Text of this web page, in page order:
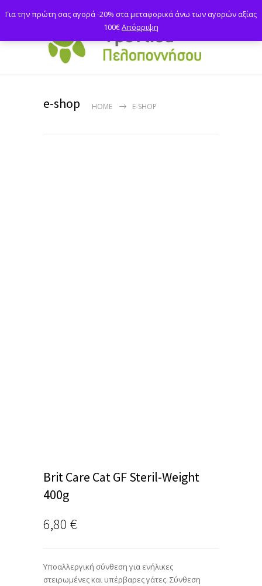
e-shop HOME E-SHOP
Brit Care Cat GF Steril-Weight
400g
6,80 €
Υποαλλεργική σύνθεση για ενήλικες
στειρωμένες και υπέρβαρες γάτες. Σύνθεση
Για την πρώτη σας αγορά -20% στα μεταφορικά άνω των αγορών αξίας
100€Απόρριψη